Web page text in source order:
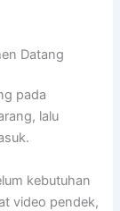
Datang
pada
lalu
kebutuhan
video pendek,